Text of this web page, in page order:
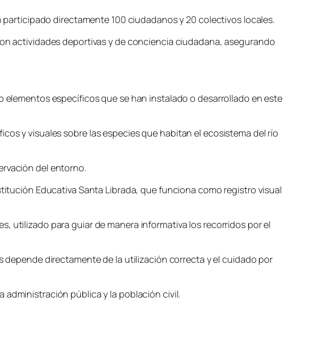
directamente 100 ciudadanos y 20 colectivos locales.
actividades deportivas y de conciencia ciudadana, asegurando
específicos que se han instalado o desarrollado en este
y visuales sobre las especies que habitan el ecosistema del río
del entorno.
Educativa Santa Librada, que funciona como registro visual
utilizado para guiar de manera informativa los recorridos por el
depende directamente de la utilización correcta y el cuidado por
administración pública y la población civil.